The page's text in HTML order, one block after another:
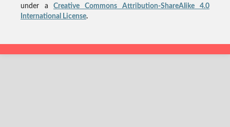
under a
Creative Commons Attribution-ShareAlike 4.0
International License.